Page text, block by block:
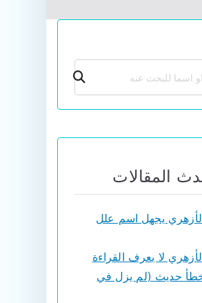
بحث
المقالات
يجهل اسم علل
لا يعرف القراءة
حديث (لم يزل في